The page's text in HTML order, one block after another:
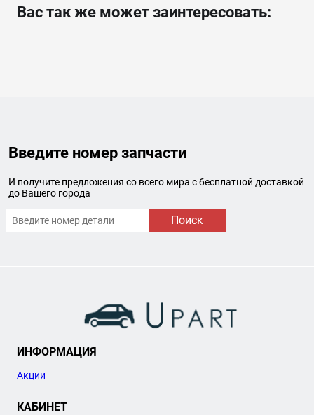
Вас так же может заинтересовать:
Введите номер запчасти
И получите предложения со всего мира с бесплатной доставкой
до Вашего города
Поиск
ИНФОРМАЦИЯ
Акции
КАБИНЕТ